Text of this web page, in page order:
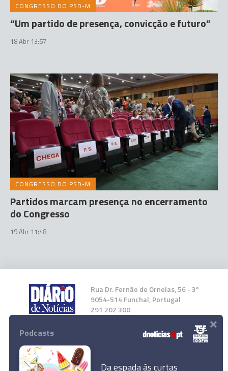
CONGRESSO DO PSD-M
“Um partido de presença, convicção e futuro”
18 Abr 13:57
CONGRESSO DO PSD-M
Partidos marcam presença no encerramento
do Congresso
19 Abr 11:48
Rua Dr. Fernão de Ornelas, 56 - 3º
9054-514 Funchal, Portugal
291 202 300
Instale a nossa App
Podcasts
Da espada às curtas
×